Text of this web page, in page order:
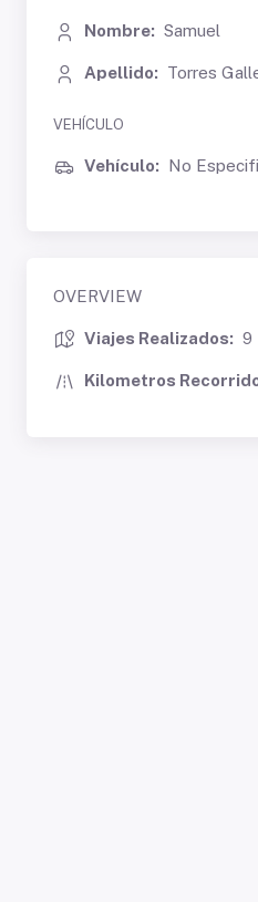
Nombre: Samuel
Apellido: Torres
VEHÍCULO
Vehículo: No
OVERVIEW
Viajes Realizados: 9
Kilometros